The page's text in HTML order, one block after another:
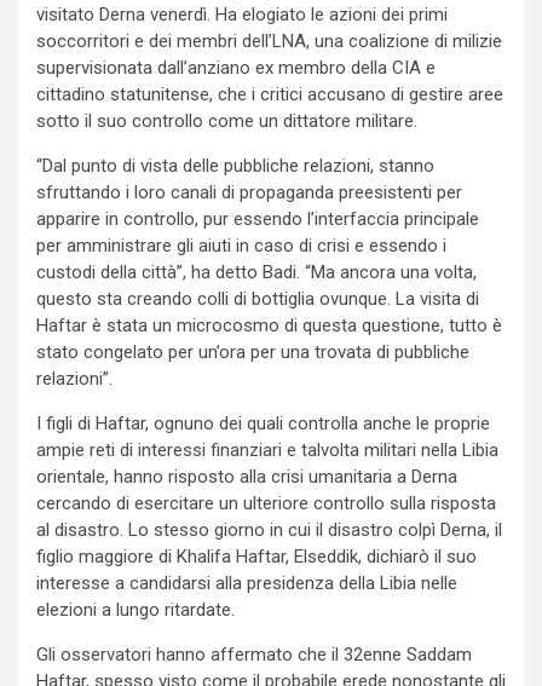
visitato Derna venerdì. Ha elogiato le azioni dei primi
soccorritori e dei membri dell’LNA, una coalizione di milizie
supervisionata dall’anziano ex membro della CIA e
cittadino statunitense, che i critici accusano di gestire aree
sotto il suo controllo come un dittatore militare.
“Dal punto di vista delle pubbliche relazioni, stanno
sfruttando i loro canali di propaganda preesistenti per
apparire in controllo, pur essendo l’interfaccia principale
per amministrare gli aiuti in caso di crisi e essendo i
custodi della città”, ha detto Badi. “Ma ancora una volta,
questo sta creando colli di bottiglia ovunque. La visita di
Haftar è stata un microcosmo di questa questione, tutto è
stato congelato per un’ora per una trovata di pubbliche
relazioni”.
I figli di Haftar, ognuno dei quali controlla anche le proprie
ampie reti di interessi finanziari e talvolta militari nella Libia
orientale, hanno risposto alla crisi umanitaria a Derna
cercando di esercitare un ulteriore controllo sulla risposta
al disastro. Lo stesso giorno in cui il disastro colpì Derna, il
figlio maggiore di Khalifa Haftar, Elseddik, dichiarò il suo
interesse a candidarsi alla presidenza della Libia nelle
elezioni a lungo ritardate.
Gli osservatori hanno affermato che il 32enne Saddam
Haftar, spesso visto come il probabile erede nonostante gli